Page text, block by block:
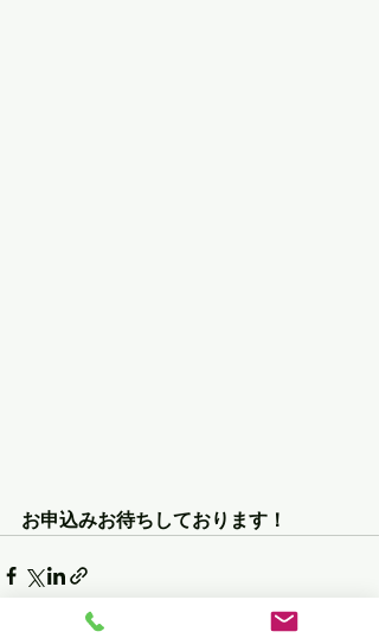
お申込みお待ちしております！